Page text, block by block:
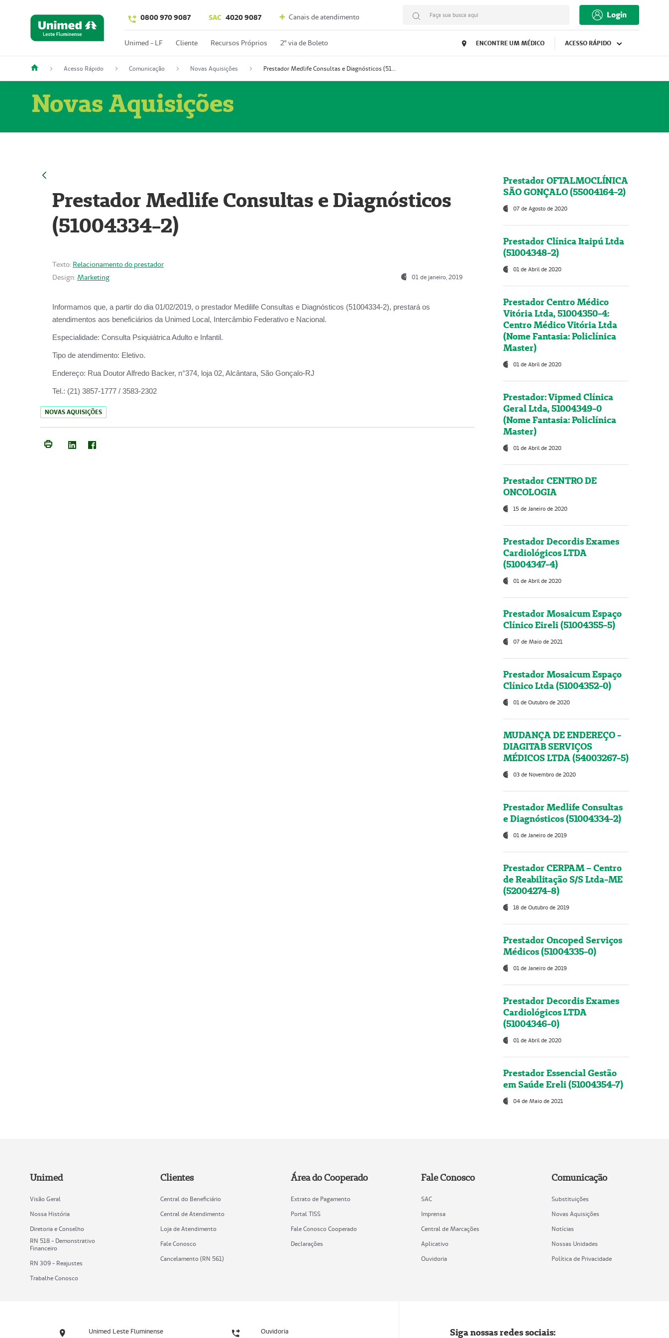
0800 970 9087 SAC 4020 9087 Canais de atendimento Faça sua busca aqui Login
Unimed - LF Cliente Recursos Próprios 2º via de Boleto ENCONTRE UM MÉDICO ACESSO RÁPIDO
Acesso Rápido Comunicação Novas Aquisições Prestador Medlife Consultas e Diagnósticos (51004334-2)
Novas Aquisições
Prestador Medlife Consultas e Diagnósticos
(51004334-2)
Texto: Relacionamento do prestador
Design: Marketing 01 de janeiro, 2019
Informamos que, a partir do dia 01/02/2019, o prestador Medilife Consultas e Diagnósticos (51004334-2), prestará os
atendimentos aos beneficiários da Unimed Local, Intercâmbio Federativo e Nacional.
Especialidade: Consulta Psiquiátrica Adulto e Infantil.
Tipo de atendimento: Eletivo.
Endereço: Rua Doutor Alfredo Backer, n°374, loja 02, Alcântara, São Gonçalo-RJ
Tel.: (21) 3857-1777 / 3583-2302
NOVAS AQUISIÇÕES
Prestador OFTALMOCLÍNICA
SÃO GONÇALO (55004164-2)
07 de Agosto de 2020
Prestador Clínica Itaipú Ltda
(51004348-2)
01 de Abril de 2020
Prestador Centro Médico
Vitória Ltda, 51004350-4:
Centro Médico Vitória Ltda
(Nome Fantasia: Policlínica
Master)
01 de Abril de 2020
Prestador: Vipmed Clínica
Geral Ltda, 51004349-0
(Nome Fantasia: Policlínica
Master)
01 de Abril de 2020
Prestador CENTRO DE
ONCOLOGIA
15 de Janeiro de 2020
Prestador Decordis Exames
Cardiológicos LTDA
(51004347-4)
01 de Abril de 2020
Prestador Mosaicum Espaço
Clínico Eireli (51004355-5)
07 de Maio de 2021
Prestador Mosaicum Espaço
Clínico Ltda (51004352-0)
01 de Outubro de 2020
MUDANÇA DE ENDEREÇO -
DIAGITAB SERVIÇOS
MÉDICOS LTDA (54003267-5)
03 de Novembro de 2020
Prestador Medlife Consultas
e Diagnósticos (51004334-2)
01 de Janeiro de 2019
Prestador CERPAM – Centro
de Reabilitação S/S Ltda-ME
(52004274-8)
18 de Outubro de 2019
Prestador Oncoped Serviços
Médicos (51004335-0)
01 de Janeiro de 2019
Prestador Decordis Exames
Cardiológicos LTDA
(51004346-0)
01 de Abril de 2020
Prestador Essencial Gestão
em Saúde Ereli (51004354-7)
04 de Maio de 2021
Unimed
Visão Geral
Nossa História
Diretoria e Conselho
RN 518 - Demonstrativo
Financeiro
RN 309 - Reajustes
Trabalhe Conosco
Clientes
Central do Beneficiário
Central de Atendimento
Loja de Atendimento
Fale Conosco
Cancelamento (RN 561)
Área do Cooperado
Extrato de Pagamento
Portal TISS
Fale Conosco Cooperado
Declarações
Fale Conosco
SAC
Imprensa
Central de Marcações
Aplicativo
Ouvidoria
Comunicação
Substituições
Novas Aquisições
Notícias
Nossas Unidades
Política de Privacidade
Unimed Leste Fluminense Ouvidoria Siga nossas redes sociais: